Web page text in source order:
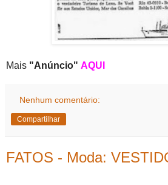
Mais "Anúncio" AQUI
Nenhum comentário:
Compartilhar
FATOS - Moda: